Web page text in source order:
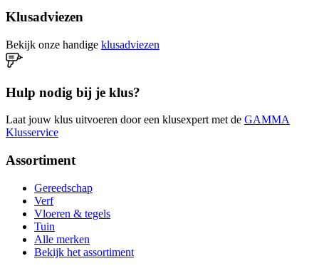
Klusadviezen
Bekijk onze handige klusadviezen
Hulp nodig bij je klus?
Laat jouw klus uitvoeren door een klusexpert met de GAMMA
Klusservice
Assortiment
Gereedschap
Verf
Vloeren & tegels
Tuin
Alle merken
Bekijk het assortiment